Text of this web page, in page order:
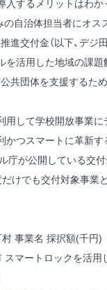
入するメリットはわか
の自治体担当者にオス
進交付金（以下、デジ
を活用した地域の課
共団体を支援するため
用して学校開放事業
かつスマートに革新
庁が公開している交
だけでも交付対象事業
事業名 採択額(千円)
スマートロックを活用